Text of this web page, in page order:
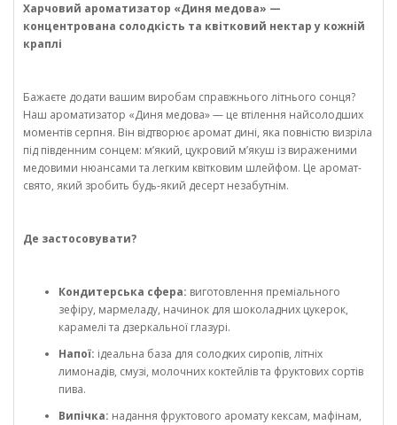
Харчовий ароматизатор «Диня медова» —
концентрована солодкість та квітковий нектар у кожній
краплі
Бажаєте додати вашим виробам справжнього літнього сонця?
Наш ароматизатор «Диня медова» — це втілення найсолодших
моментів серпня. Він відтворює аромат дині, яка повністю визріла
під південним сонцем: м’який, цукровий м’якуш із вираженими
медовими нюансами та легким квітковим шлейфом. Це аромат-
свято, який зробить будь-який десерт незабутнім.
Де застосовувати?
Кондитерська сфера: виготовлення преміального
зефіру, мармеладу, начинок для шоколадних цукерок,
карамелі та дзеркальної глазурі.
Напої: ідеальна база для солодких сиропів, літніх
лимонадів, смузі, молочних коктейлів та фруктових сортів
пива.
Випічка: надання фруктового аромату кексам, мафінам,